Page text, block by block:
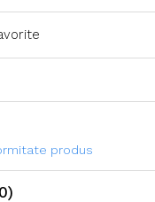
produs